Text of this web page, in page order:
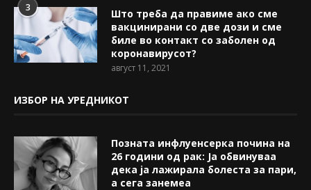
3
Што треба да правиме ако сме
вакцинирани со две дози и сме
биле во контакт со заболен од
коронавирусот?
август 11, 2021
ИЗБОР НА УРЕДНИКОТ
Позната инфлуенсерка почина на
26 години од рак: Ја обвинуваа
дека ја лажирала болеста за пари,
а сега занемеа